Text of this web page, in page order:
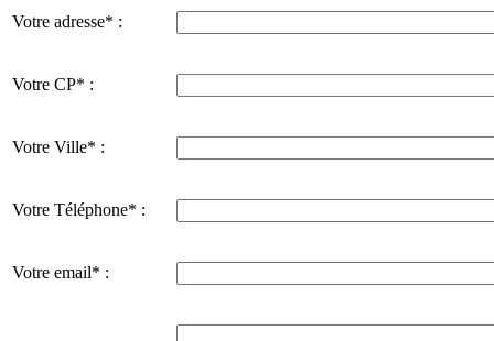
Votre adresse* :
Votre CP* :
Votre Ville* :
Votre Téléphone* :
Votre email* :